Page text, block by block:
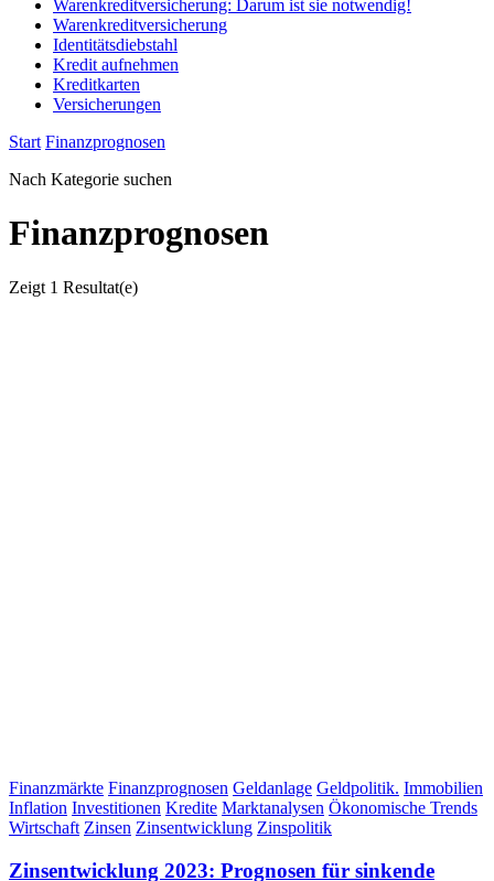
Warenkreditversicherung: Darum ist sie notwendig!
Warenkreditversicherung
Identitätsdiebstahl
Kredit aufnehmen
Kreditkarten
Versicherungen
Start Finanzprognosen
Nach Kategorie suchen
Finanzprognosen
Zeigt 1 Resultat(e)
Finanzmärkte Finanzprognosen Geldanlage Geldpolitik. Immobilien
Inflation Investitionen Kredite Marktanalysen Ökonomische Trends
Wirtschaft Zinsen Zinsentwicklung Zinspolitik
Zinsentwicklung 2023: Prognosen für sinkende